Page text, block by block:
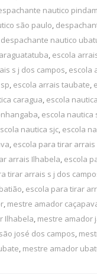
nautico
são paulo,
despachante nautico
, escola
s j dos campos, escola
, escola arrais taubate,
caragua, escola
, escola nautica
nautica sjc, escola
, escola para tirar
arrais Ilhabela, escola
tirar arrais s j dos
, escola para tirar
, mestre amador
Ilhabela, mestre amador
josé dos campos,
, mestre amador